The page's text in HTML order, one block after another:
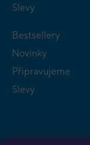
Slevy
Bestsellery
Novinky
Připravujeme
Slevy